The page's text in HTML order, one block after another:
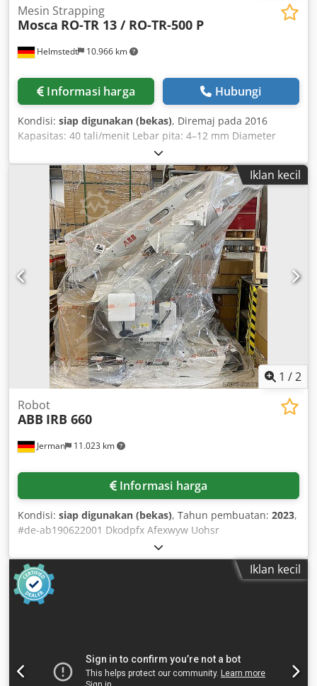
Helmstedt 10.966 km
Mesin Strapping
Mosca RO-TR 13 / RO-TR-500 P
Informasi harga Hubungi
Kondisi: siap digunakan (bekas), Diremaj pada 2016
Kapasitas: 40 tali/menit Lebar pita: 4–12 mm Diameter
maks.: 200 mm Panjang inti: 190 mm Djdjd Hkf Nepfx
Afhjkr
Iklan kecil
1 /2
Jerman 11.023 km
Robot
ABB IRB 660
Informasi harga
Kondisi: siap digunakan (bekas), Tahun pembuatan: 2023,
#de-ab190622001 Dkodpfx Afexwyw Uohsr
Iklan kecil